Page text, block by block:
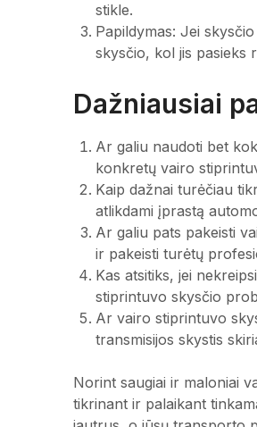
stikle.
Papildymas: Jei
skysčio, kol jis pasieks
Dažniausiai
Ar galiu naudoti bet
konkretų vairo
Kaip dažnai turėčiau
atlikdami įprastą
Ar galiu pats pakeisti
ir pakeisti turėtų
Kas atsitiks, jei
stiprintuvo skysčio
Ar vairo stiprintuvo
transmisijos skystis
Norint saugiai ir maloniai
tikrinant ir palaikant